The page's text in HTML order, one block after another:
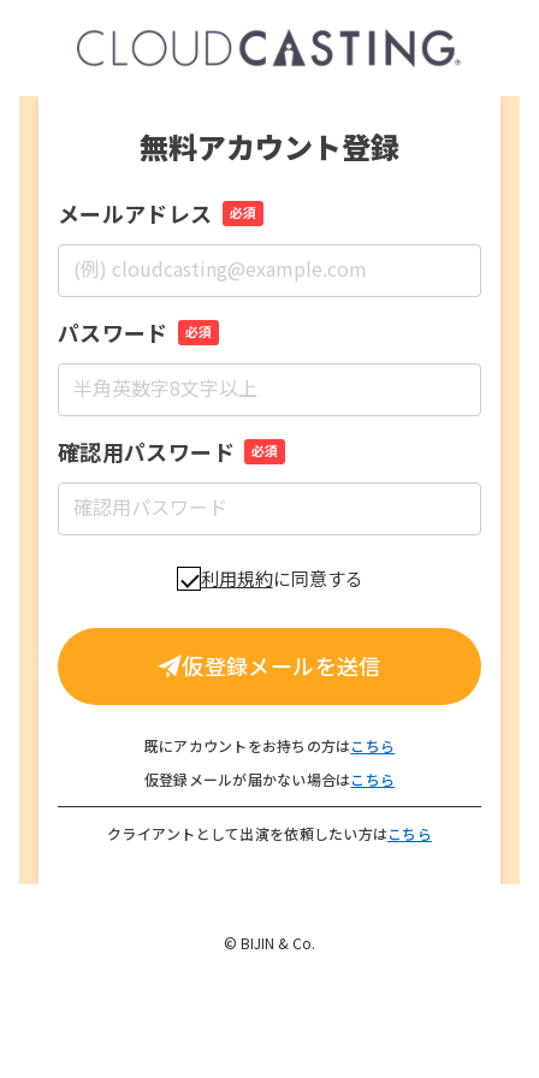
無料アカウント登録
メールアドレス 必須
パスワード 必須
確認用パスワード 必須
利用規約に同意する
仮登録メールを送信
既にアカウントをお持ちの方はこちら
仮登録メールが届かない場合はこちら
クライアントとして出演を依頼したい方はこちら
© BIJIN & Co.